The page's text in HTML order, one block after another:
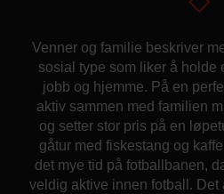
Venner og familie beskriver
sosial type som liker å holde
jobb og hjemme. På en
aktiv sammen med familien
og setter stor pris på en
gåtur med fiskestang og
det mye tid på fotballbanen,
veldig aktive innen fotball. Det